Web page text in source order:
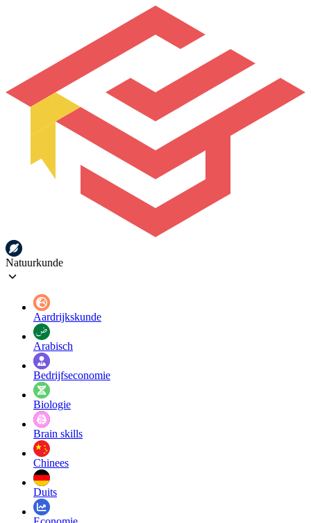
Natuurkunde
Aardrijkskunde
Arabisch
Bedrijfseconomie
Biologie
Brain skills
Chinees
Duits